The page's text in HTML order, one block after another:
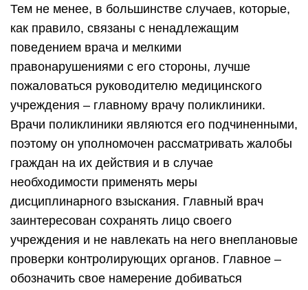
Тем не менее, в большинстве случаев, которые,
как правило, связаны с ненадлежащим
поведением врача и мелкими
правонарушениями с его стороны, лучше
пожаловаться руководителю медицинского
учреждения – главному врачу поликлиники.
Врачи поликлиники являются его подчиненными,
поэтому он уполномочен рассматривать жалобы
граждан на их действия и в случае
необходимости применять меры
дисциплинарного взыскания. Главный врач
заинтересован сохранять лицо своего
учреждения и не навлекать на него внеплановые
проверки контролирующих органов. Главное –
обозначить свое намерение добиваться